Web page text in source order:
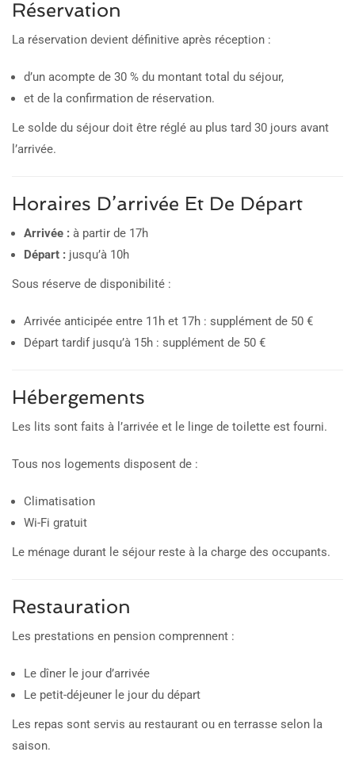
Réservation
La réservation devient définitive après réception :
d’un acompte de 30 % du montant total du séjour,
et de la confirmation de réservation.
Le solde du séjour doit être réglé au plus tard 30 jours avant
l’arrivée.
Horaires D’arrivée Et De Départ
Arrivée : à partir de 17h
Départ : jusqu’à 10h
Sous réserve de disponibilité :
Arrivée anticipée entre 11h et 17h : supplément de 50 €
Départ tardif jusqu’à 15h : supplément de 50 €
Hébergements
Les lits sont faits à l’arrivée et le linge de toilette est fourni.
Tous nos logements disposent de :
Climatisation
Wi-Fi gratuit
Le ménage durant le séjour reste à la charge des occupants.
Restauration
Les prestations en pension comprennent :
Le dîner le jour d’arrivée
Le petit-déjeuner le jour du départ
Les repas sont servis au restaurant ou en terrasse selon la
saison.